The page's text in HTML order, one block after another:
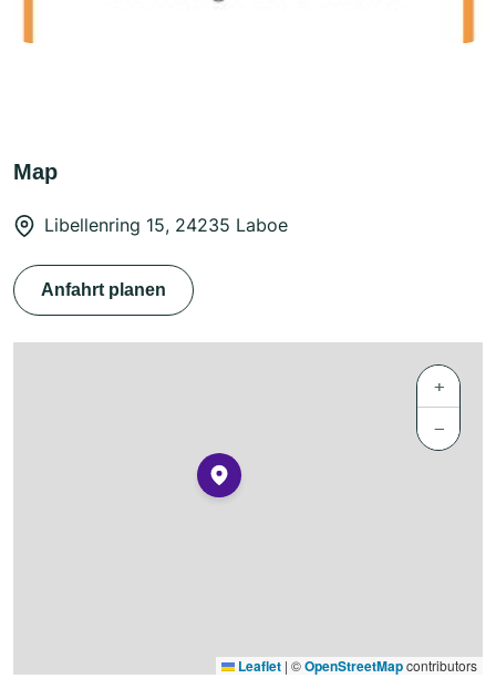
Map
Libellenring 15, 24235 Laboe
Anfahrt planen
+
−
Leaflet | ©OpenStreetMapcontributors